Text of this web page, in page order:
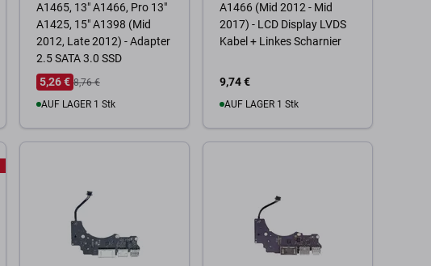
A1465, 13" A1466, Pro 13"
A1425, 15" A1398 (Mid
2012, Late 2012) - Adapter
2.5 SATA 3.0 SSD
5,26 € 8,76 €
AUF LAGER 1 Stk
A1466 (Mid 2012 - Mid
2017) - LCD Display LVDS
Kabel + Linkes Scharnier
9,74 €
AUF LAGER 1 Stk